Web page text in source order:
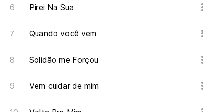
Pirei Na Sua
Quando você vem
Solidão me Forçou
Vem cuidar de mim